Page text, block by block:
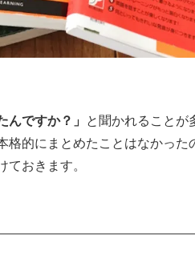
んですか？」 と聞かれることが
格的にまとめたことはなかった
おきます。